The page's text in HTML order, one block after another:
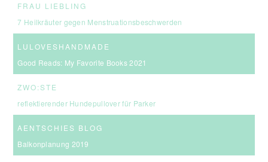
FRAU LIEBLING
7 Heilkräuter gegen Menstruationsbeschwerden
LULOVESHANDMADE
Good Reads: My Favorite Books 2021
ZWO:STE
reflektierender Hundepullover für Parker
AENTSCHIES BLOG
Balkonplanung 2019